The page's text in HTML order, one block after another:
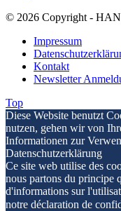
© 2026 Copyright -
Impressum
Kontakt
Newsletter
Top
Diese Website benutzt
nutzen, gehen wir von
Informationen zur
Datenschutzerklärung
Ce site web utilise des
nous partons du principe
d'informations sur
notre déclaration de